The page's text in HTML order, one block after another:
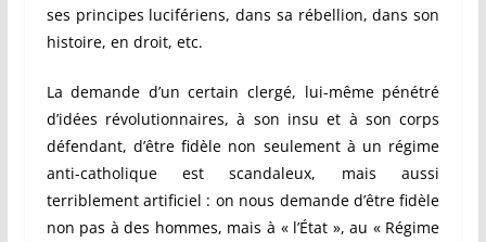
ses principes lucifériens, dans sa rébellion, dans son
histoire, en droit, etc.
La demande d’un certain clergé, lui-même pénétré
d’idées révolutionnaires, à son insu et à son corps
défendant, d’être fidèle non seulement à un régime
anti-catholique est scandaleux, mais aussi
terriblement artificiel : on nous demande d’être fidèle
non pas à des hommes, mais à « l’État », au « Régime